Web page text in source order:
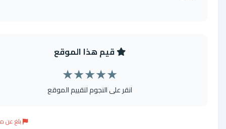
قيم هذا الموقع
★
★
انقر على النجوم لتقييم الموقع
بلغ عن موقع مخالف